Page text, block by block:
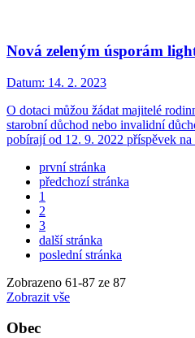
Nová zeleným úsporám
Datum: 14. 2. 2023
O dotaci můžou žádat majitelé
starobní důchod nebo invalidní
pobírají od 12. 9. 2022 příspěvek
první stránka
předchozí stránka
1
2
3
další stránka
poslední stránka
Zobrazeno 61-87 ze 87
Zobrazit vše
Obec